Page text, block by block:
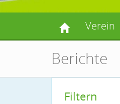
Verein
Berichte
Filtern